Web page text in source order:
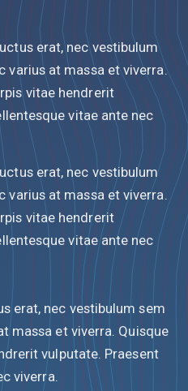
erat, nec vestibulum
varius at massa et viverra.
vitae hendrerit
vitae ante nec
erat, nec vestibulum
varius at massa et viverra.
vitae hendrerit
vitae ante nec
erat, nec vestibulum sem
massa et viverra. Quisque
vulputate. Praesent
viverra.